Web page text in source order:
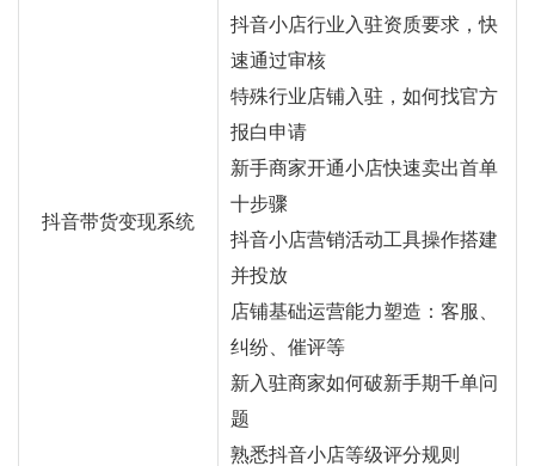
抖音带货变现系统
抖音小店行业入驻资质要求，快
速通过审核
特殊行业店铺入驻，如何找官方
报白申请
新手商家开通小店快速卖出首单
十步骤
抖音小店营销活动工具操作搭建
并投放
店铺基础运营能力塑造：客服、
纠纷、催评等
新入驻商家如何破新手期千单问
题
熟悉抖音小店等级评分规则